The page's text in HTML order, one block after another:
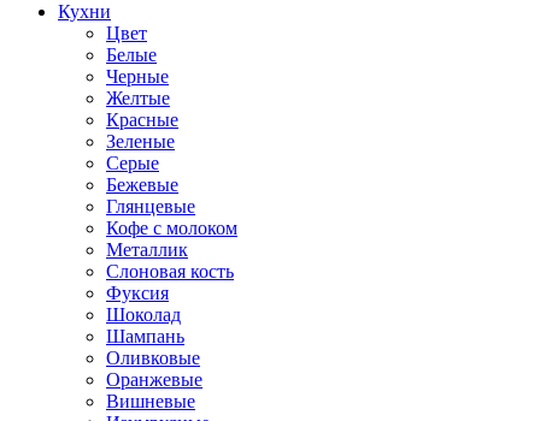
Кухни
Цвет
Белые
Черные
Желтые
Красные
Зеленые
Серые
Бежевые
Глянцевые
Кофе с молоком
Металлик
Слоновая кость
Фуксия
Шоколад
Шампань
Оливковые
Оранжевые
Вишневые